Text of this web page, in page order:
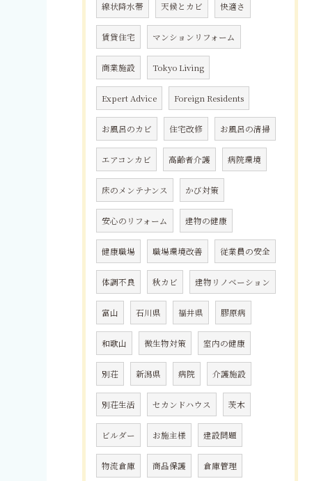
線状降水帯 天候とカビ 快適さ
賃貸住宅 マンションリフォーム
商業施設 Tokyo Living
Expert Advice Foreign Residents
お風呂のカビ 住宅改修 お風呂の清掃
エアコンカビ 高齢者介護 病院環境
床のメンテナンス かび対策
安心のリフォーム 建物の健康
健康職場 職場環境改善 従業員の安全
体調不良 秋カビ 建物リノベーション
富山 石川県 福井県 膠原病
和歌山 微生物対策 室内の健康
別荘 新潟県 病院 介護施設
別荘生活 セカンドハウス 茨木
ビルダー お施主様 建設問題
物流倉庫 商品保護 倉庫管理